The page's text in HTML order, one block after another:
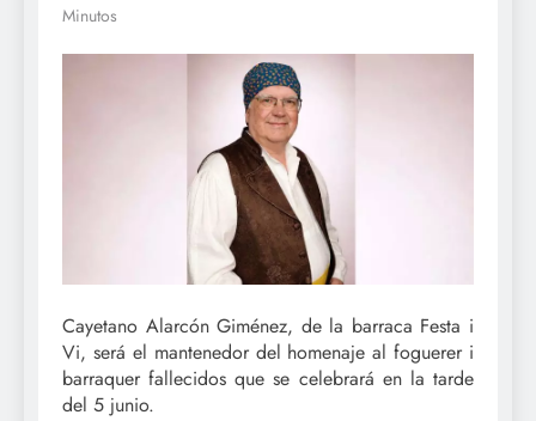
Minutos
Cayetano Alarcón Giménez, de la barraca Festa i
Vi, será el mantenedor del homenaje al foguerer i
barraquer fallecidos que se celebrará en la tarde
del 5 junio.